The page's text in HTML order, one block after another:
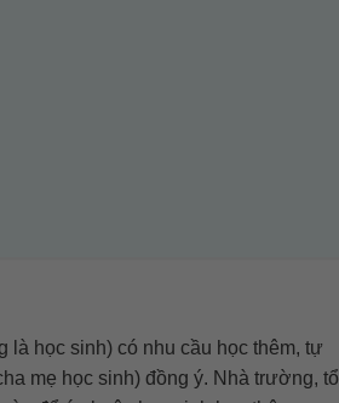
là học sinh) có nhu cầu học thêm, tự
mẹ học sinh) đồng ý. Nhà trường, tổ